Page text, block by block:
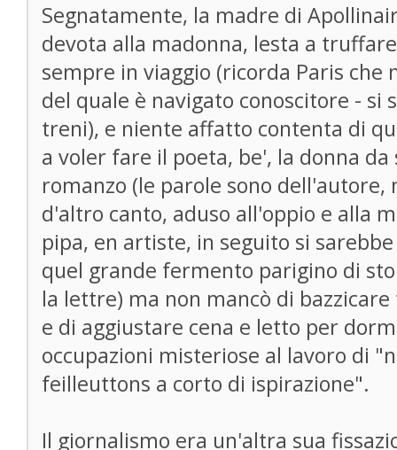
Segnatamente, la madre di
devota alla madonna, lesta a
sempre in viaggio (ricorda Paris che
del quale è navigato conoscitore - si
treni), e niente affatto contenta di
a voler fare il poeta, be', la donna
romanzo (le parole sono
d'altro canto, aduso all'oppio e alla
pipa, en artiste, in seguito si
quel grande fermento parigino di
la lettre) ma non mancò di
e di aggiustare cena e letto per
occupazioni misteriose al lavoro di
feilleuttons a corto di ispirazione".
Il giornalismo era un'altra sua